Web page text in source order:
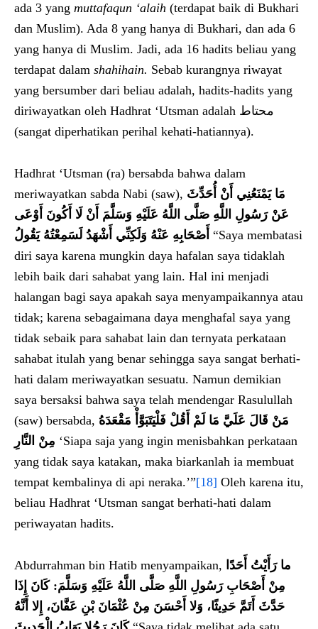
ada 3 yang muttafaqun ‘alaih (terdapat baik di Bukhari
dan Muslim). Ada 8 yang hanya di Bukhari, dan ada 6
yang hanya di Muslim. Jadi, ada 16 hadits beliau yang
terdapat dalam shahihain. Sebab kurangnya riwayat
yang bersumber dari beliau adalah, hadits-hadits yang
diriwayatkan oleh Hadhrat ‘Utsman adalah محتاط
(sangat diperhatikan perihal kehati-hatiannya).
Hadhrat ‘Utsman (ra) bersabda bahwa dalam
meriwayatkan sabda Nabi (saw), مَا يَمْنَعُنِي أَنْ أُحَدِّثَ
عَنْ رَسُولِ اللَّهِ صَلَّى اللَّهُ عَلَيْهِ وَسَلَّمَ أَنْ لَا أَكُونَ أَوْعَى
أَصْحَابِهِ عَنْهُ وَلَكِنِّي أَشْهَدُ لَسَمِعْتُهُ يَقُولُ “Saya membatasi
diri saya karena mungkin daya hafalan saya tidaklah
lebih baik dari sahabat yang lain. Hal ini menjadi
halangan bagi saya apakah saya menyampaikannya atau
tidak; karena sebagaimana daya menghafal saya yang
tidak sebaik para sahabat lain dan ternyata perkataan
sahabat itulah yang benar sehingga saya sangat berhati-
hati dalam meriwayatkan sesuatu. Namun demikian
saya bersaksi bahwa saya telah mendengar Rasulullah
(saw) bersabda, مَنْ قَالَ عَلَيَّ مَا لَمْ أَقُلْ فَلْيَتَبَوَّأْ مَقْعَدَهُ
مِنْ النَّارِ ‘Siapa saja yang ingin menisbahkan perkataan
yang tidak saya katakan, maka biarkanlah ia membuat
tempat kembalinya di api neraka.’”[18] Oleh karena itu,
beliau Hadhrat ‘Utsman sangat berhati-hati dalam
periwayatan hadits.
Abdurrahman bin Hatib menyampaikan, ما رَأَيْتُ أَحَدًا
مِنْ أَصْحَابِ رَسُولِ اللَّهِ صَلَّى اللَّهُ عَلَيْهِ وَسَلَّمَ: كَانَ إِذَا
حَدَّثَ أَتَمَّ حَدِيثًا، وَلا أَحْسَنَ مِنْ عُثْمَانَ بْنِ عَفَّانَ، إِلا أَنَّهُ